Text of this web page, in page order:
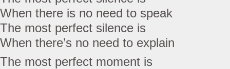
When there is no need to speak
The most perfect silence is
When there’s no need to explain
The most perfect moment is